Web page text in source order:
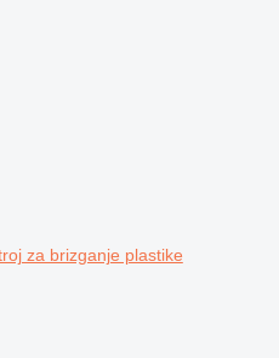
za brizganje plastike